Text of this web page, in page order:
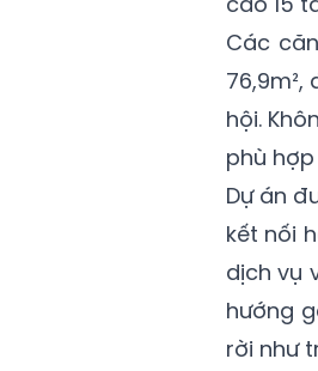
Các
hội.
phù
Dự án
kết nối
dịch vụ
hướng
rời như